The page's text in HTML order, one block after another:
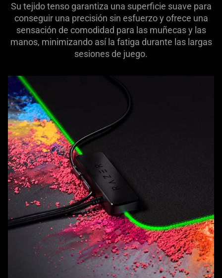
Su tejido tenso garantiza una superficie suave para
conseguir una precisión sin esfuerzo y ofrece una
sensación de comodidad para las muñecas y las
manos, minimizando así la fatiga durante las largas
sesiones de juego.